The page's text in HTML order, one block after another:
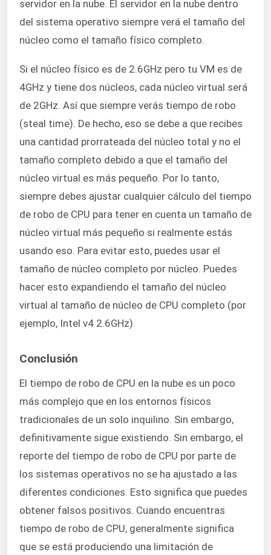
servidor en la nube. El servidor en la nube dentro
del sistema operativo siempre verá el tamaño del
núcleo como el tamaño físico completo.
Si el núcleo físico es de 2.6GHz pero tu VM es de
4GHz y tiene dos núcleos, cada núcleo virtual será
de 2GHz. Así que siempre verás tiempo de robo
(steal time). De hecho, eso se debe a que recibes
una cantidad prorrateada del núcleo total y no el
tamaño completo debido a que el tamaño del
núcleo virtual es más pequeño. Por lo tanto,
siempre debes ajustar cualquier cálculo del tiempo
de robo de CPU para tener en cuenta un tamaño de
núcleo virtual más pequeño si realmente estás
usando eso. Para evitar esto, puedes usar el
tamaño de núcleo completo por núcleo. Puedes
hacer esto expandiendo el tamaño del núcleo
virtual al tamaño de núcleo de CPU completo (por
ejemplo, Intel v4 2.6GHz).
Conclusión
El tiempo de robo de CPU en la nube es un poco
más complejo que en los entornos físicos
tradicionales de un solo inquilino. Sin embargo,
definitivamente sigue existiendo. Sin embargo, el
reporte del tiempo de robo de CPU por parte de
los sistemas operativos no se ha ajustado a las
diferentes condiciones. Esto significa que puedes
obtener falsos positivos. Cuando encuentras
tiempo de robo de CPU, generalmente significa
que se está produciendo una limitación de